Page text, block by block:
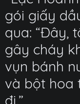
gói giấy
qua: “Đây,
gây cháy
vụn bánh
và bột hoa
đi.”